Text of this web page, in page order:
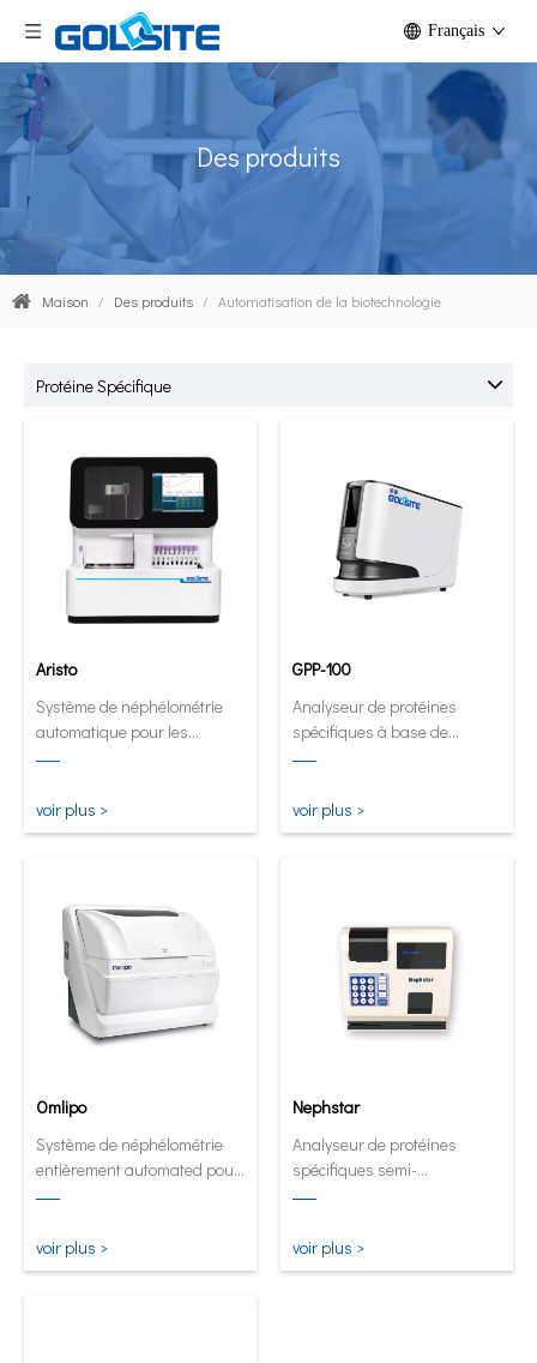
Français
Des produits
Maison / Des produits / Automatisation de la biotechnologie
Protéine Spécifique
Aristo
Système de néphélométrie
automatique pour les
laboratoires à volume élevé.
voir plus >
GPP-100
Analyseur de protéines
spécifiques à base de
cartouches
automatique et quantitatif
maintenant sous sa forme la
voir plus >
Omlipo
Système de néphélométrie
entièrement automated pour
les laboratoires de débit de
voir plus >
Nephstar
Analyseur de protéines
spécifiques semi-
automatique le plus
voir plus >